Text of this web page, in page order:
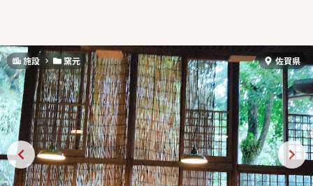
施設 窯元 佐賀県